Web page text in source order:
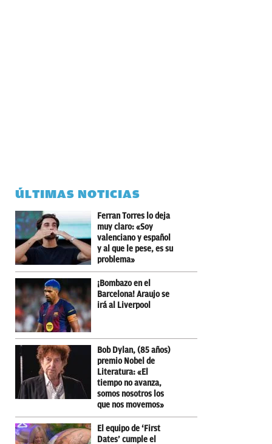
ÚLTIMAS NOTICIAS
Ferran Torres lo deja
muy claro: «Soy
valenciano y español
y al que le pese, es su
problema»
¡Bombazo en el
Barcelona! Araujo se
irá al Liverpool
Bob Dylan, (85 años)
premio Nobel de
Literatura: «El
tiempo no avanza,
somos nosotros los
que nos movemos»
El equipo de ‘First
Dates’ cumple el